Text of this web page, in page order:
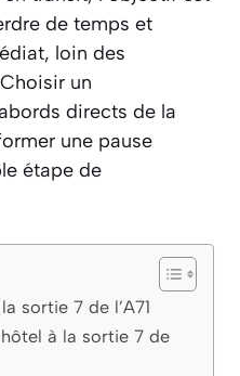
de temps et
loin des
un
directs de la
une pause
étape de
sortie 7 de l’A71
à la sortie 7 de